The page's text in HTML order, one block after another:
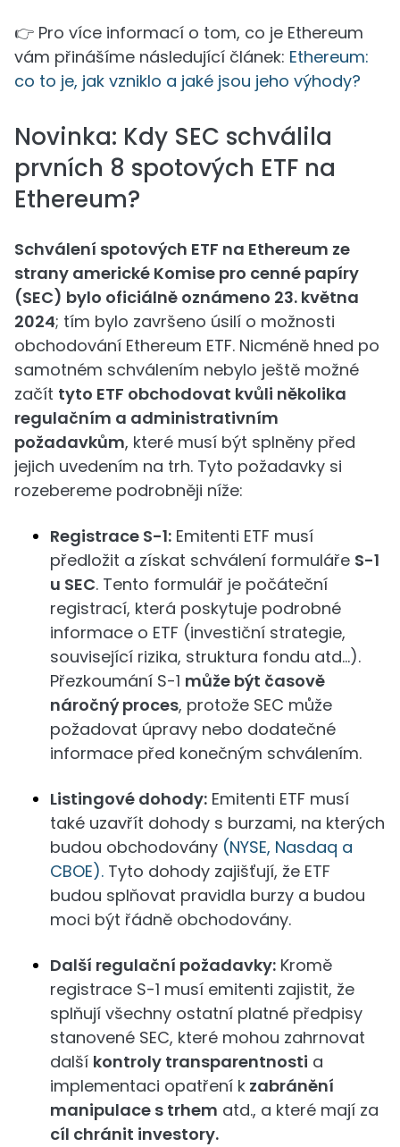
👉 Pro více informací o tom, co je Ethereum
vám přinášíme následující článek: Ethereum:
co to je, jak vzniklo a jaké jsou jeho výhody?
Novinka: Kdy SEC schválila
prvních 8 spotových ETF na
Ethereum?
Schválení spotových ETF na Ethereum ze
strany americké Komise pro cenné papíry
(SEC) bylo oficiálně oznámeno 23. května
2024; tím bylo završeno úsilí o možnosti
obchodování Ethereum ETF. Nicméně hned po
samotném schválením nebylo ještě možné
začít tyto ETF obchodovat kvůli několika
regulačním a administrativním
požadavkům, které musí být splněny před
jejich uvedením na trh. Tyto požadavky si
rozebereme podrobněji níže:
Registrace S-1: Emitenti ETF musí
předložit a získat schválení formuláře S-1
u SEC. Tento formulář je počáteční
registrací, která poskytuje podrobné
informace o ETF (investiční strategie,
související rizika, struktura fondu atd…).
Přezkoumání S-1 může být časově
náročný proces, protože SEC může
požadovat úpravy nebo dodatečné
informace před konečným schválením​​.
Listingové dohody: Emitenti ETF musí
také uzavřít dohody s burzami, na kterých
budou obchodovány (NYSE, Nasdaq a
CBOE). Tyto dohody zajišťují, že ETF
budou splňovat pravidla burzy a budou
moci být řádně obchodovány.
Další regulační požadavky: Kromě
registrace S-1 musí emitenti zajistit, že
splňují všechny ostatní platné předpisy
stanovené SEC, které mohou zahrnovat
další kontroly transparentnosti a
implementaci opatření k zabránění
manipulace s trhem atd., a které mají za
cíl chránit investory.